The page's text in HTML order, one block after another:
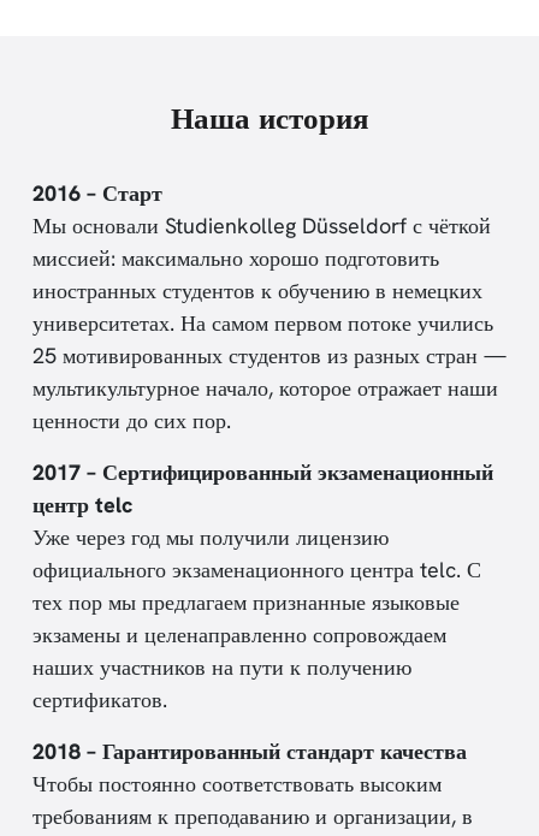
Наша история
2016 – Старт
Мы основали Studienkolleg Düsseldorf с чёткой
миссией: максимально хорошо подготовить
иностранных студентов к обучению в немецких
университетах. На самом первом потоке учились
25 мотивированных студентов из разных стран —
мультикультурное начало, которое отражает наши
ценности до сих пор.
2017 – Сертифицированный экзаменационный
центр telc
Уже через год мы получили лицензию
официального экзаменационного центра telc. С
тех пор мы предлагаем признанные языковые
экзамены и целенаправленно сопровождаем
наших участников на пути к получению
сертификатов.
2018 – Гарантированный стандарт качества
Чтобы постоянно соответствовать высоким
требованиям к преподаванию и организации, в